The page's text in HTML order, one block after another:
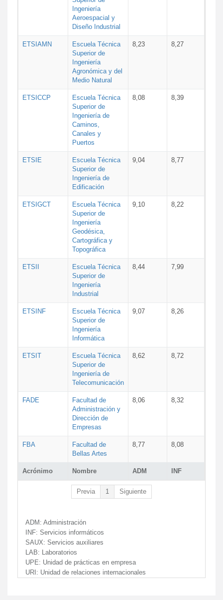
Acrónimo Nombre ADM INF
Ingeniería
Aeroespacial y
Diseño Industrial
ETSIAMN
Escuela Técnica
Superior de
Ingeniería
Agronómica y del
Medio Natural
8,23 8,27
ETSICCP
Escuela Técnica
Superior de
Ingeniería de
Caminos,
Canales y
Puertos
8,08 8,39
ETSIE
Escuela Técnica
Superior de
Ingeniería de
Edificación
9,04 8,77
ETSIGCT
Escuela Técnica
Superior de
Ingeniería
Geodésica,
Cartográfica y
Topográfica
9,10 8,22
ETSII
Escuela Técnica
Superior de
Ingeniería
Industrial
8,44 7,99
ETSINF
Escuela Técnica
Superior de
Ingeniería
Informática
9,07 8,26
ETSIT
Escuela Técnica
Superior de
Ingeniería de
Telecomunicación
8,62 8,72
FADE
Facultad de
Administración y
Dirección de
Empresas
8,06 8,32
FBA
Facultad de
Bellas Artes
8,77 8,08
Previa 1 Siguiente
ADM: Administración
INF: Servicios informáticos
SAUX: Servicios auxiliares
LAB: Laboratorios
UPE: Unidad de prácticas en empresa
URI: Unidad de relaciones internacionales